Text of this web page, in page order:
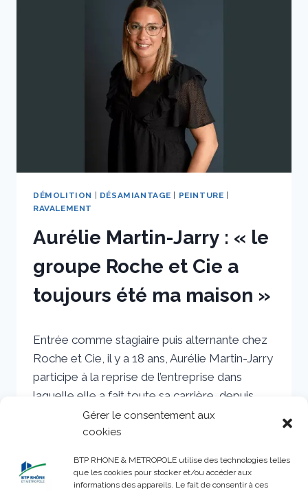
Gérer le consentement aux
cookies
BTP RHONE & METROPOLE utilise des technologies telles
que les cookies pour stocker et/ou accéder aux
informations des appareils. Le fait de consentir à ces
DÉMOLITION | DÉSAMIANTAGE | PEINTURE |
RAVALEMENT
Aurélie Martin-Jarry : « le
groupe Roche et Cie a
toujours été ma maison »
sstradiotto
Entrée comme stagiaire puis alternante chez
Roche et Cie, il y a 18 ans, Aurélie Martin-Jarry
participe à la reprise de l’entreprise dans
laquelle elle a fait toute sa carrière, depuis
assistante comptable jusqu’à DG. Une reprise
partagée avec deux amis, Lucas Garin, fils de
2016, et Aurélien…